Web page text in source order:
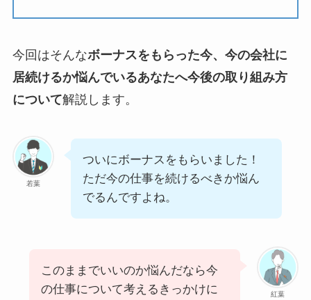
今回はそんなボーナスをもらった今、今の会社に
居続けるか悩んでいるあなたへ今後の取り組み方
について解説します。
若葉
ついにボーナスをもらいました！
ただ今の仕事を続けるべきか悩ん
でるんですよね。
紅葉
このままでいいのか悩んだなら今
の仕事について考えるきっかけに